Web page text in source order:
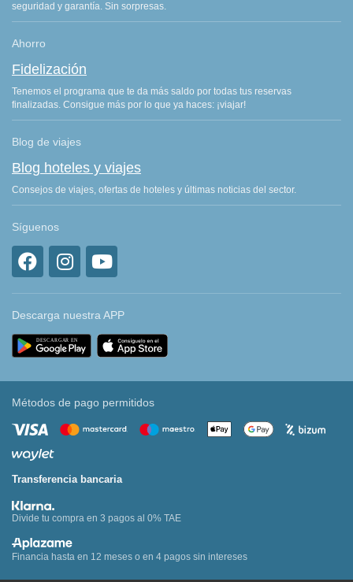
seguridad y garantía. Sin sorpresas.
Ahorro
Fidelización
Tenemos el programa que te da más saldo por todas tus reservas
finalizadas. Consigue más por lo que ya haces: ¡viajar!
Blog de viajes
Blog hoteles y viajes
Consejos de viajes, ofertas de hoteles y últimas noticias del sector.
Síguenos
Descarga nuestra APP
Métodos de pago permitidos
Transferencia bancaria
Divide tu compra en 3 pagos al 0% TAE
Financia hasta en 12 meses o en 4 pagos sin intereses